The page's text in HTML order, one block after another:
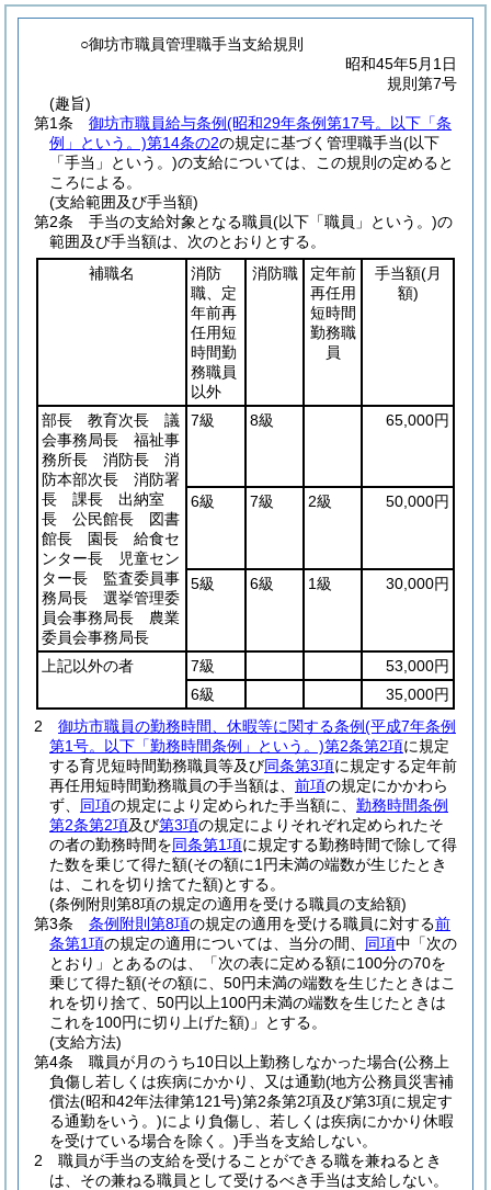
○御坊市職員管理職手当支給規則
昭和45年5月1日
規則第7号
(趣旨)
第1条
御坊市職員給与条例(昭和29年条例第17号。以下「条
例」という。)第14条の2の規定に基づく管理職手当(以下
「手当」という。)の支給については、この規則の定めると
ころによる。
(支給範囲及び手当額)
第2条
手当の支給対象となる職員(以下「職員」という。)の
範囲及び手当額は、次のとおりとする。
補職名
消防
職、定
年前再
任用短
時間勤
務職員
以外
消防職
定年前
再任用
短時間
勤務職
員
手当額(月
額)
部長 教育次長 議
会事務局長 福祉事
務所長 消防長 消
防本部次長 消防署
長 課長 出納室
長 公民館長 図書
館長 園長 給食セ
ンター長 児童セン
ター長 監査委員事
務局長 選挙管理委
員会事務局長 農業
委員会事務局長
7級 8級 65,000円
6級 7級 2級 50,000円
5級 6級 1級 30,000円
上記以外の者 7級
53,000円
6級
35,000円
2
御坊市職員の勤務時間、休暇等に関する条例(平成7年条例
第1号。以下「勤務時間条例」という。)第2条第2項に規定
する育児短時間勤務職員等及び同条第3項に規定する定年前
再任用短時間勤務職員の手当額は、 前項の規定にかかわら
ず、 同項の規定により定められた手当額に、 勤務時間条例
第2条第2項及び第3項の規定によりそれぞれ定められたそ
の者の勤務時間を同条第1項に規定する勤務時間で除して得
た数を乗じて得た額(その額に1円未満の端数が生じたとき
は、これを切り捨てた額)とする。
(条例附則第8項の規定の適用を受ける職員の支給額)
第3条
条例附則第8項の規定の適用を受ける職員に対する前
条第1項の規定の適用については、当分の間、 同項中「次の
とおり」とあるのは、「次の表に定める額に100分の70を
乗じて得た額(その額に、50円未満の端数を生じたときはこ
れを切り捨て、50円以上100円未満の端数を生じたときは
これを100円に切り上げた額) 」とする。
(支給方法)
第4条
職員が月のうち10日以上勤務しなかった場合(公務上
負傷し若しくは疾病にかかり、又は通勤(地方公務員災害補
償法(昭和42年法律第121号)第2条第2項及び第3項に規定す
る通勤をいう。)により負傷し、若しくは疾病にかかり休暇
を受けている場合を除く。)手当を支給しない。
2
職員が手当の支給を受けることができる職を兼ねるとき
は、その兼ねる職員として受けるべき手当は支給しない。